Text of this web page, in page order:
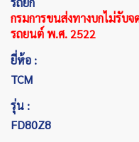
กรมการขนส่งทางบกไม่รับ
รถยนต์ พ.ศ. 2522
ยี่ห้อ :
TCM
รุ่น :
FD80Z8